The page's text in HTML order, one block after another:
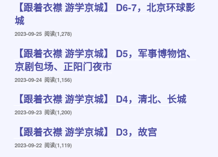
【跟着衣襟 游学京城】 D6-7，北京环球影
城
发
2023-09-25 阅读(1,278)
【跟着衣襟 游学京城】 D5，军事博物馆、
京剧包场、正阳门夜市
发
2023-09-24 阅读(1,156)
【跟着衣襟 游学京城】 D4，清北、长城
发
2023-09-23 阅读(1,200)
【跟着衣襟 游学京城】 D3，故宫
发
2023-09-22 阅读(1,119)